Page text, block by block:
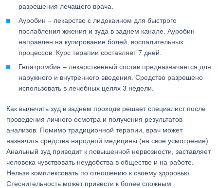
разрешения лечащего врача.
Ауробин – лекарство с лидокаином для быстрого
послабления жжения и зуда в заднем канале. Ауробин
направлен на купирование болей, воспалительных
процессов. Курс терапии составляет 7 дней.
Гепатромбин – лекарственный состав предназначается для
наружного и внутреннего введения. Средство разрешено
использовать в лечебных целях 3 недели.
Как вылечить зуд в заднем проходе решает специалист после
проведения личного осмотра и получения результатов
анализов. Помимо традиционной терапии, врач может
назначить средства народной медицины (на свое усмотрение).
Анальный зуд приводит к повышенной нервозности, заставляет
человека чувствовать неудобства в обществе и на работе.
Нельзя комплексовать по отношению к своему здоровью.
Стеснительность может привести к более сложным